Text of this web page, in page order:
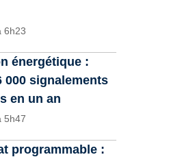
6h23
énergétique :
000 signalements
en un an
5h47
programmable :